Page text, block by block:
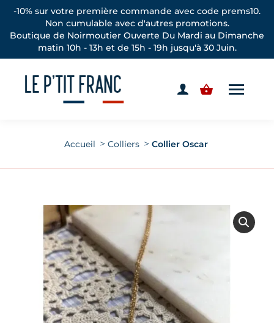
-10% sur votre première commande avec code prems10.
Non cumulable avec d'autres promotions.
Boutique de Noirmoutier Ouverte Du Mardi au Dimanche
matin 10h - 13h et de 15h - 19h jusqu'à 30 Juin.
Vous êtes ici :
Accueil Colliers Collier Oscar